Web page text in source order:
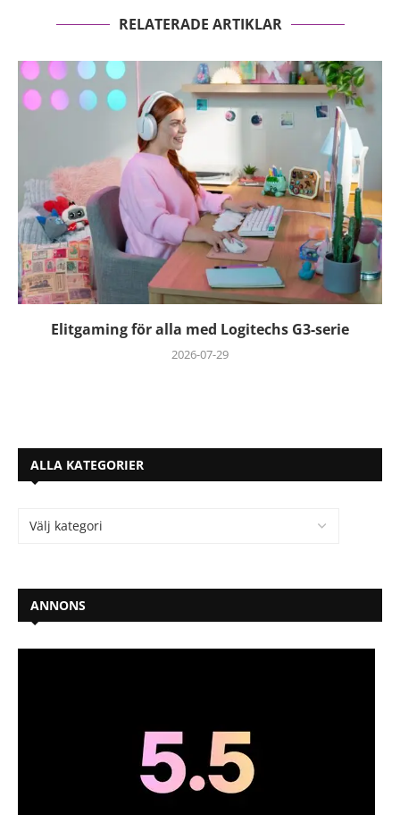
RELATERADE ARTIKLAR
Elitgaming för alla med Logitechs G3-serie
2026-07-29
ALLA KATEGORIER
ANNONS